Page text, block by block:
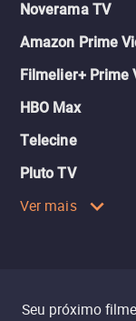
Noverama TV
Amazon Prime
Filmelier+ Prime
HBO Max
Telecine
Pluto TV
Ver mais
Seu próximo